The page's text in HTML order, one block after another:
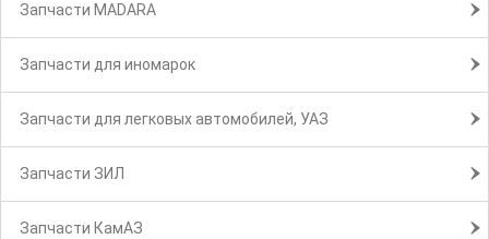
Запчасти MADARA
Запчасти для иномарок
Запчасти для легковых автомобилей, УАЗ
Запчасти ЗИЛ
Запчасти КамАЗ